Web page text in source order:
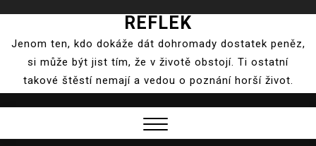
content
REFLEK
Jenom ten, kdo dokáže dát dohromady dostatek peněz,
si může být jist tím, že v životě obstojí. Ti ostatní
takové štěstí nemají a vedou o poznání horší život.